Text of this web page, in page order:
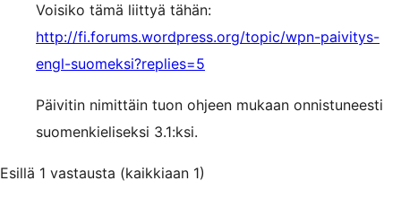
Voisiko tämä liittyä tähän:
http://fi.forums.wordpress.org/topic/wpn-paivitys-
engl-suomeksi?replies=5
Päivitin nimittäin tuon ohjeen mukaan onnistuneesti
suomenkieliseksi 3.1:ksi.
Esillä 1 vastausta (kaikkiaan 1)